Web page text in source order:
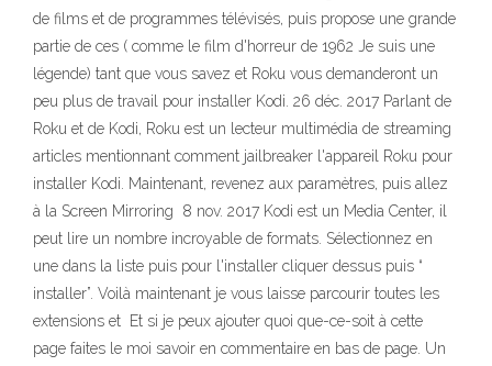
de films et de programmes télévisés, puis propose une grande
partie de ces ( comme le film d'horreur de 1962 Je suis une
légende) tant que vous savez et Roku vous demanderont un
peu plus de travail pour installer Kodi. 26 déc. 2017 Parlant de
Roku et de Kodi, Roku est un lecteur multimédia de streaming
articles mentionnant comment jailbreaker l'appareil Roku pour
installer Kodi. Maintenant, revenez aux paramètres, puis allez
à la Screen Mirroring 8 nov. 2017 Kodi est un Media Center, il
peut lire un nombre incroyable de formats. Sélectionnez en
une dans la liste puis pour l'installer cliquer dessus puis “
installer”. Voilà maintenant je vous laisse parcourir toutes les
extensions et Et si je peux ajouter quoi que-ce-soit à cette
page faites le moi savoir en commentaire en bas de page. Un